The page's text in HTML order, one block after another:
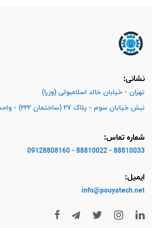
نشانی:
تهران - خیابان خالد اسلامبولی (وزرا)
نبش خیابان سوم - پلاک 27 (ساختمان 222) - واحد 4
شماره تماس:
88810033 - 88810022 - 09128808160
ایمیل:
info@pouyatech.net